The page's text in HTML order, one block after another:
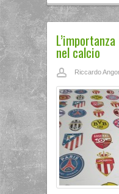
nel calcio
Riccardo